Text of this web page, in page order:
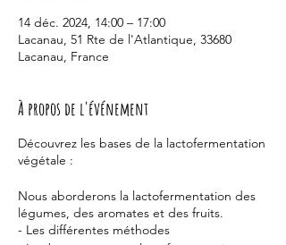
14 déc. 2024, 14:00 – 17:00
Lacanau, 51 Rte de l'Atlantique, 33680
Lacanau, France
À propos de l'événement
Découvrez les bases de la lactofermentation
végétale :
Nous aborderons la lactofermentation des
légumes, des aromates et des fruits.
- Les différentes méthodes